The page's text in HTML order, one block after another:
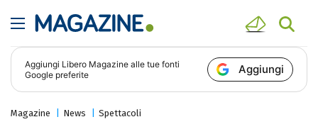
Aggiungi Libero Magazine alle tue fonti
Google preferite
Aggiungi
Magazine News Spettacoli